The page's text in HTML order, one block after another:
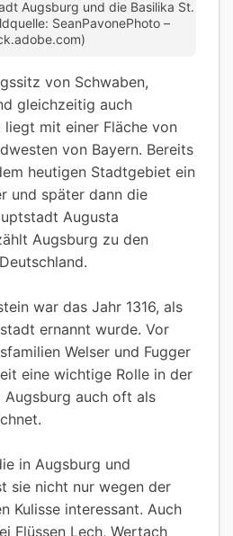
Augsburg und die Basilika St.
SeanPavonePhoto –
von Schwaben,
gleichzeitig auch
mit einer Fläche von
von Bayern. Bereits
heutigen Stadtgebiet ein
und später dann die
Augusta
Augsburg zu den
war das Jahr 1316, als
ernannt wurde. Vor
Welser und Fugger
eine wichtige Rolle in der
auch oft als
in Augsburg und
sie nicht nur wegen der
Kulisse interessant. Auch
Flüssen Lech, Wertach